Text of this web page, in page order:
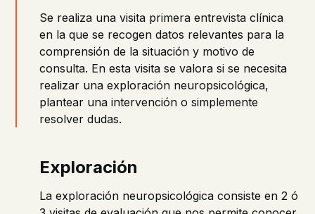
Se realiza una visita primera entrevista clínica
en la que se recogen datos relevantes para la
comprensión de la situación y motivo de
consulta. En esta visita se valora si se necesita
realizar una exploración neuropsicológica,
plantear una intervención o simplemente
resolver dudas.
Exploración
La exploración neuropsicológica consiste en 2 ó